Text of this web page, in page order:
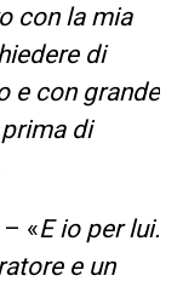
con la mia
di
e con grande
di
– «E io per lui.
e un